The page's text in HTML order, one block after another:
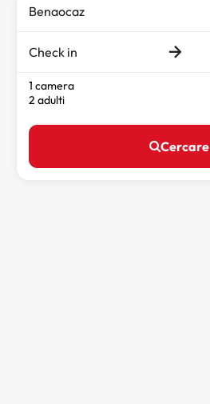
Check in
1 camera
2 adulti
Cercare